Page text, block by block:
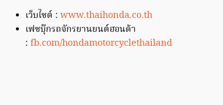
เว็บไซต์ : www.thaihonda.co.th
เฟซบุ๊กรถจักรยานยนต์ฮอนด้า
: fb.com/hondamotorcyclethailand